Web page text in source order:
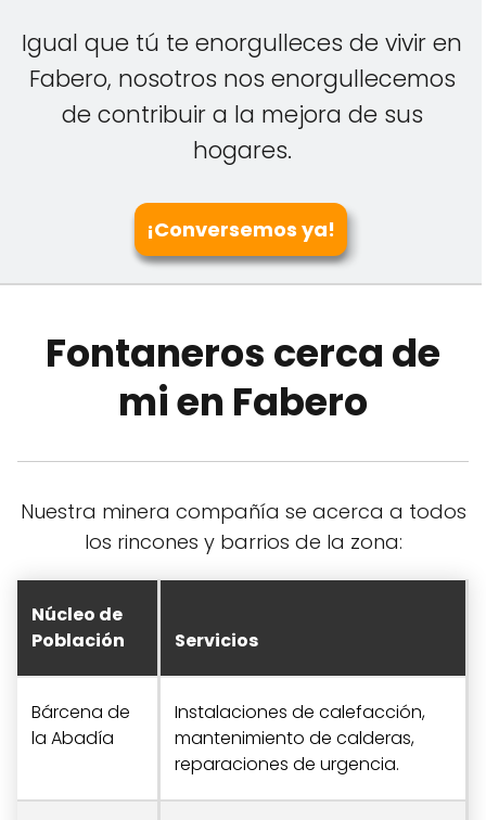
Igual que tú te enorgulleces de vivir en
Fabero, nosotros nos enorgullecemos
de contribuir a la mejora de sus
hogares.
¡Conversemos ya!
Fontaneros cerca de
mi en Fabero
Nuestra minera compañía se acerca a todos
los rincones y barrios de la zona:
Núcleo de
Población
Servicios
Bárcena de
la Abadía
Instalaciones de calefacción,
mantenimiento de calderas,
reparaciones de urgencia.